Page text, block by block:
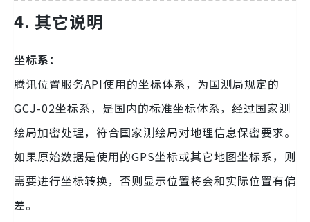
4. 其它说明
坐标系：
腾讯位置服务API使用的坐标体系，为国测局规定的
GCJ-02坐标系，是国内的标准坐标体系，经过国家测
绘局加密处理，符合国家测绘局对地理信息保密要求。
如果原始数据是使用的GPS坐标或其它地图坐标系，则
需要进行坐标转换，否则显示位置将会和实际位置有偏
差。